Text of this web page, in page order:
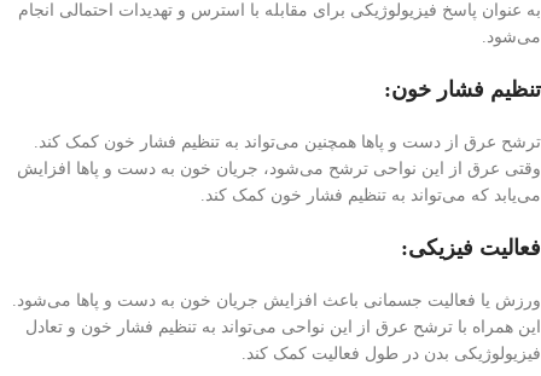
به عنوان پاسخ فیزیولوژیکی برای مقابله با استرس و تهدیدات احتمالی انجام
می‌شود.
تنظیم فشار خون:
ترشح عرق از دست و پاها همچنین می‌تواند به تنظیم فشار خون کمک کند.
وقتی عرق از این نواحی ترشح می‌شود، جریان خون به دست و پاها افزایش
می‌یابد که می‌تواند به تنظیم فشار خون کمک کند.
فعالیت فیزیکی:
ورزش یا فعالیت جسمانی باعث افزایش جریان خون به دست و پاها می‌شود.
این همراه با ترشح عرق از این نواحی می‌تواند به تنظیم فشار خون و تعادل
فیزیولوژیکی بدن در طول فعالیت کمک کند.